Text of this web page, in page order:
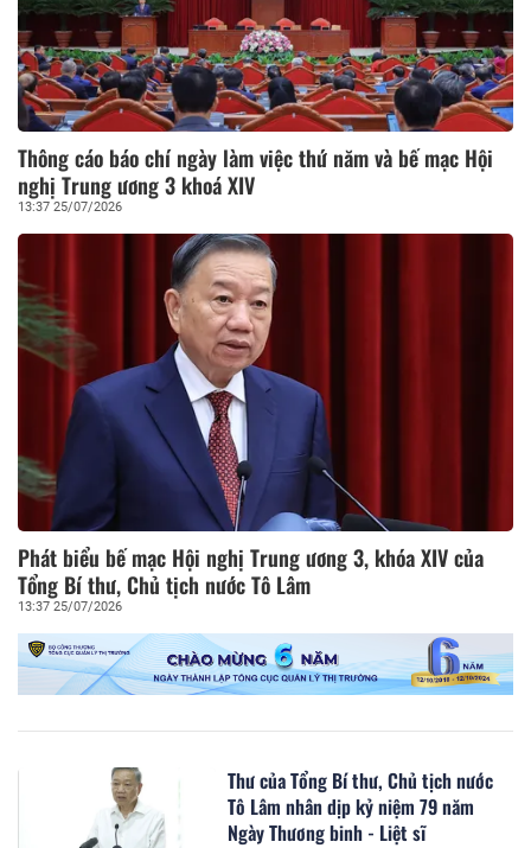
Thông cáo báo chí ngày làm việc thứ năm và bế mạc Hội
nghị Trung ương 3 khoá XIV
13:37 25/07/2026
Phát biểu bế mạc Hội nghị Trung ương 3, khóa XIV của
Tổng Bí thư, Chủ tịch nước Tô Lâm
13:37 25/07/2026
Thư của Tổng Bí thư, Chủ tịch nước
Tô Lâm nhân dịp kỷ niệm 79 năm
Ngày Thương binh - Liệt sĩ